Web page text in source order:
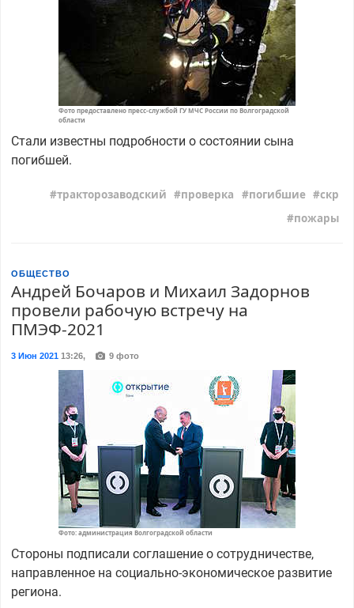
Фото предоставлено пресс-службой ГУ МЧС России по Волгоградской
области
Стали известны подробности о состоянии сына
погибшей.
тракторозаводский проверка погибшие
скр
пожары
ОБЩЕСТВО
Андрей Бочаров и Михаил Задорнов
провели рабочую встречу на
ПМЭФ-2021
3 Июн 202113:26, 9 фото
Фото: администрация Волгоградской области
Стороны подписали соглашение о сотрудничестве,
направленное на социально-экономическое развитие
региона.